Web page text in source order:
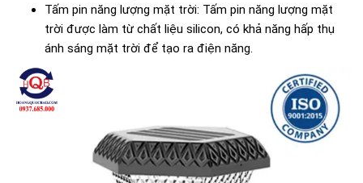
Tấm pin năng lượng mặt trời: Tấm pin năng lượng mặt
trời được làm từ chất liệu silicon, có khả năng hấp thụ
ánh sáng mặt trời để tạo ra điện năng.